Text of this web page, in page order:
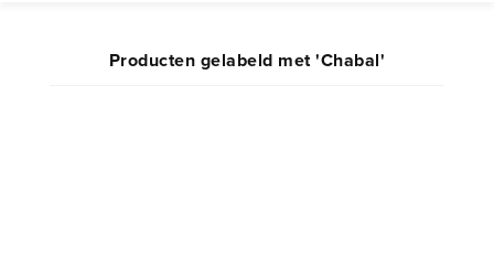
Producten gelabeld met 'Chabal'